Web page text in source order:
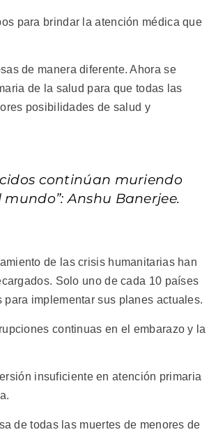
para brindar la atención médica que
de manera diferente. Ahora se
de la salud para que todas las
posibilidades de salud y
continúan muriendo
Anshu Banerjee.
de las crisis humanitarias han
Solo uno de cada 10 países
implementar sus planes actuales.
continuas en el embarazo y la
insuficiente en atención primaria
de todas las muertes de menores de